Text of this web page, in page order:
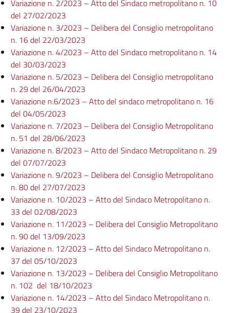
Variazione n. 2/2023 – Atto del Sindaco metropolitano n. 10
del 27/02/2023
Variazione n. 3/2023 – Delibera del Consiglio metropolitano
n. 16 del 22/03/2023
Variazione n. 4/2023 – Atto del Sindaco metropolitano n. 14
del 30/03/2023
Variazione n. 5/2023 – Delibera del Consiglio metropolitano
n. 29 del 26/04/2023
Variazione n.6/2023 – Atto del sindaco metropolitano n. 16
del 04/05/2023
Variazione n. 7/2023 – Delibera del Consiglio Metropolitano
n. 51 del 28/06/2023
Variazione n. 8/2023 – Atto del Sindaco Metropolitano n. 29
del 07/07/2023
Variazione n. 9/2023 – Delibera del Consiglio Metropolitano
n. 80 del 27/07/2023
Variazione n. 10/2023 – Atto del Sindaco Metropolitano n.
33 del 02/08/2023
Variazione n. 11/2023 – Delibera del Consiglio Metropolitano
n. 90 del 13/09/2023
Variazione n. 12/2023 – Atto del Sindaco Metropolitano n.
37 del 05/10/2023
Variazione n. 13/2023 – Delibera del Consiglio Metropolitano
n. 102 del 18/10/2023
Variazione n. 14/2023 – Atto del Sindaco Metropolitano n.
39 del 23/10/2023